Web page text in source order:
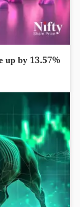
up by 13.57%